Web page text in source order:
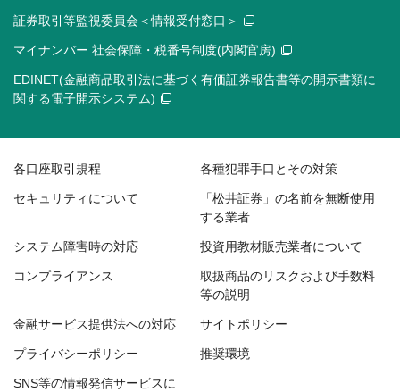
証券取引等監視委員会＜情報受付窓口＞
マイナンバー 社会保障・税番号制度(内閣官房)
EDINET(金融商品取引法に基づく有価証券報告書等の開示書類に
関する電子開示システム)
各口座取引規程 各種犯罪手口とその対策
セキュリティについて
「松井証券」の名前を無断使用
する業者
システム障害時の対応 投資用教材販売業者について
コンプライアンス
取扱商品のリスクおよび手数料
等の説明
金融サービス提供法への対応 サイトポリシー
プライバシーポリシー 推奨環境
SNS等の情報発信サービスに